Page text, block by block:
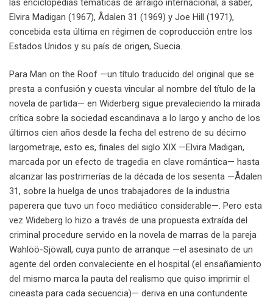
las enciclopedias temáticas de arraigo internacional, a saber,
Elvira Madigan (1967), Ådalen 31 (1969) y Joe Hill (1971),
concebida esta última en régimen de coproducción entre los
Estados Unidos y su país de origen, Suecia.
Para Man on the Roof —un título traducido del original que se
presta a confusión y cuesta vincular al nombre del título de la
novela de partida— en Widerberg sigue prevaleciendo la mirada
crítica sobre la sociedad escandinava a lo largo y ancho de los
últimos cien años desde la fecha del estreno de su décimo
largometraje, esto es, finales del siglo XIX —Elvira Madigan,
marcada por un efecto de tragedia en clave romántica— hasta
alcanzar las postrimerías de la década de los sesenta —Ådalen
31, sobre la huelga de unos trabajadores de la industria
paperera que tuvo un foco mediático considerable—. Pero esta
vez Wideberg lo hizo a través de una propuesta extraída del
criminal procedure servido en la novela de marras de la pareja
Wahlöö-Sjöwall, cuya punto de arranque —el asesinato de un
agente del orden convaleciente en el hospital (el ensañamiento
del mismo marca la pauta del realismo que quiso imprimir el
cineasta para cada secuencia)— deriva en una contundente